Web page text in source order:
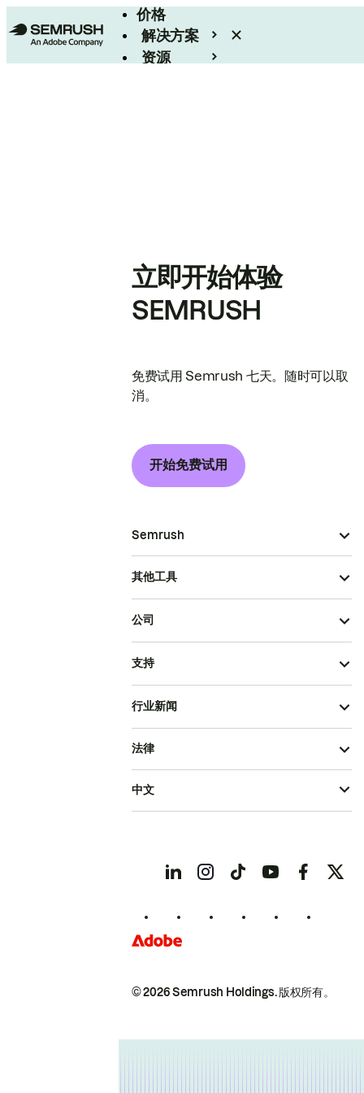
价格
解决方案
资源
立即开始体验
SEMRUSH
免费试用 Semrush 七天。随时可以取
消。
开始免费试用
Semrush
其他工具
公司
支持
行业新闻
© 2026 Semrush Holdings.版权所有。
法律
中文